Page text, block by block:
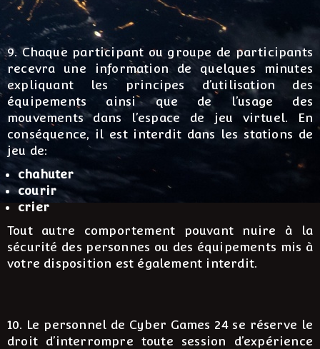
9. Chaque participant ou groupe de participants
recevra une information de quelques minutes
expliquant les principes d’utilisation des
équipements ainsi que de l’usage des
mouvements dans l’espace de jeu virtuel. En
conséquence, il est interdit dans les stations de
jeu de:
chahuter
courir
crier
Tout autre comportement pouvant nuire à la
sécurité des personnes ou des équipements mis à
votre disposition est également interdit.
10. Le personnel de Cyber Games 24 se réserve le
droit d’interrompre toute session d’expérience